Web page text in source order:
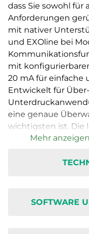
dass Sie sowohl für
Anforderungen
mit nativer
und EXOline bei
mit
20 mA für einfache
Entwickelt für
eine genaue
wichtigsten ist. Die
großzügig
Verdrahtung, klar
und einem
einsatzbereit,
Mehr anzeigen
SOFTWARE